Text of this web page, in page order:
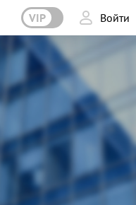
VIP Войти